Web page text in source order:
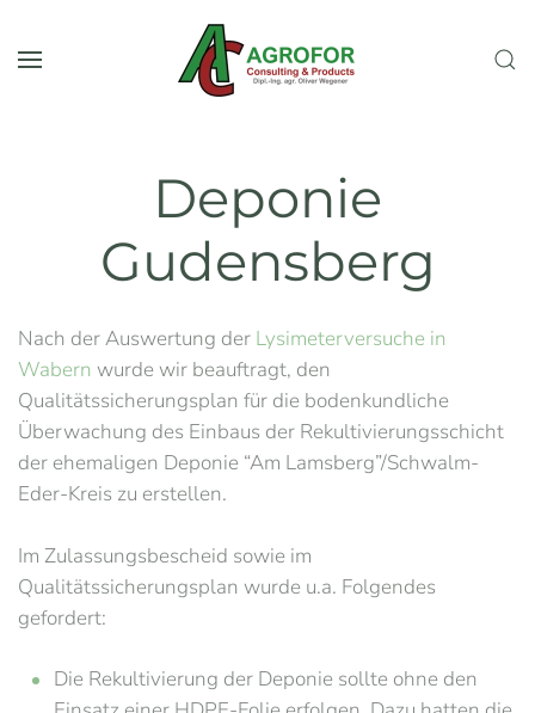
Zum Hauptinhalt springen
Deponie
Gudensberg
Nach der Auswertung der Lysimeterversuche in
Wabern wurde wir beauftragt, den
Qualitätssicherungsplan für die bodenkundliche
Überwachung des Einbaus der Rekultivierungsschicht
der ehemaligen Deponie “Am Lamsberg”/Schwalm-
Eder-Kreis zu erstellen.
Im Zulassungsbescheid sowie im
Qualitätssicherungsplan wurde u.a. Folgendes
gefordert:
Die Rekultivierung der Deponie sollte ohne den